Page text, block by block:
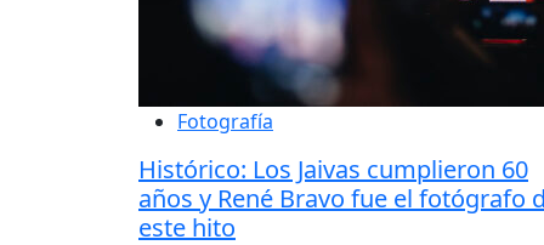
Fotografía
Histórico: Los Jaivas cumplieron 60
años y René Bravo fue el fotógrafo
este hito